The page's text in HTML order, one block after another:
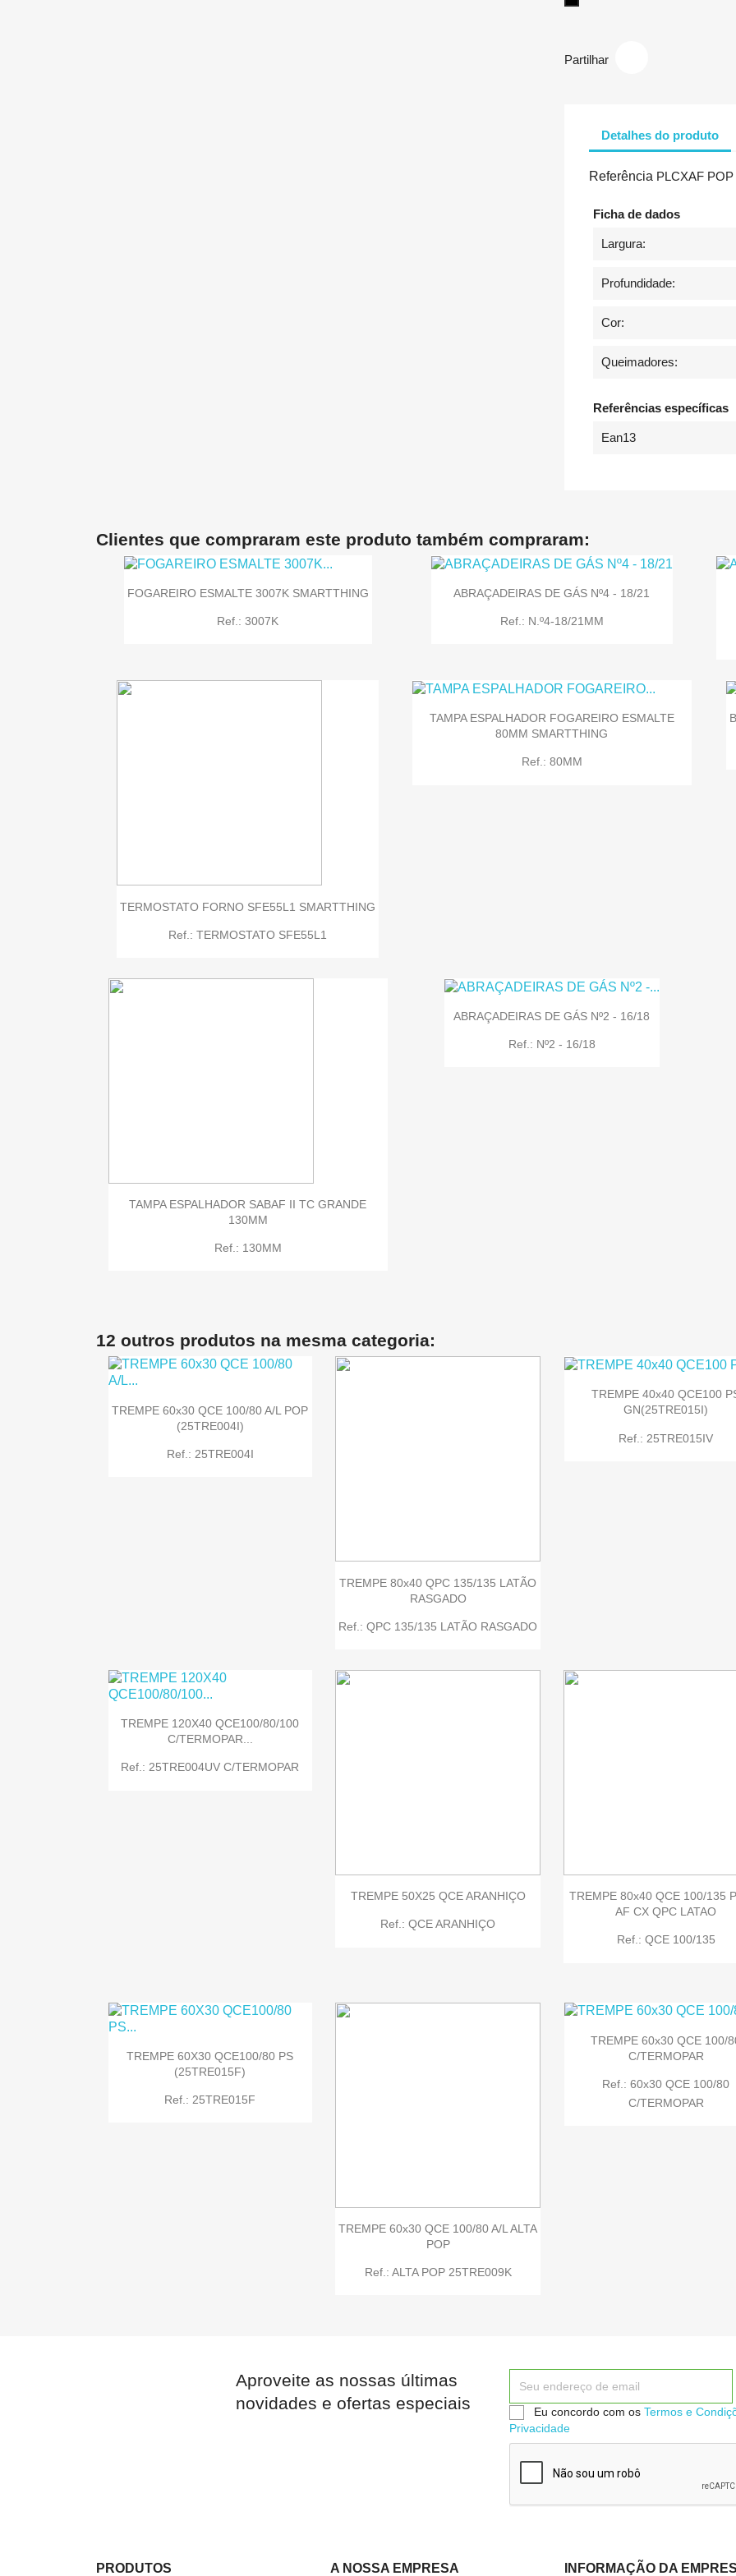
Partilhar
Detalhes do produto
Referência PLCXAF POP
Ficha de dados
Largura:
Profundidade:
Cor:
Queimadores:
Referências específicas
Ean13
Clientes que compraram este produto também compraram:
FOGAREIRO ESMALTE 3007K SMARTTHING
Ref.: 3007K
ABRAÇADEIRAS DE GÁS Nº4 - 18/21
Ref.: N.º4-18/21MM
TERMOSTATO FORNO SFE55L1 SMARTTHING
Ref.: TERMOSTATO SFE55L1
 Quick view
TAMPA ESPALHADOR FOGAREIRO ESMALTE
80MM SMARTTHING
Ref.: 80MM
TAMPA ESPALHADOR SABAF II TC GRANDE
130MM
Ref.: 130MM
 Quick view
ABRAÇADEIRAS DE GÁS Nº2 - 16/18
Ref.: Nº2 - 16/18
12 outros produtos na mesma categoria:
TREMPE 60x30 QCE 100/80 A/L POP
(25TRE004I)
Ref.: 25TRE004I
TREMPE 80x40 QPC 135/135 LATÃO
RASGADO
Ref.: QPC 135/135 LATÃO RASGADO
 Quick view
TREMPE 40x40 QCE100
GN(25TRE015I)
Ref.: 25TRE015IV
TREMPE 120X40 QCE100/80/100
C/TERMOPAR...
Ref.: 25TRE004UV C/TERMOPAR
TREMPE 50X25 QCE ARANHIÇO
Ref.: QCE ARANHIÇO
 Quick view
TREMPE 80x40 QCE 100/135
AF CX QPC LATAO
Ref.: QCE 100/135
 Quick view
TREMPE 60X30 QCE100/80 PS
(25TRE015F)
Ref.: 25TRE015F
TREMPE 60x30 QCE 100/80 A/L ALTA
POP
Ref.: ALTA POP 25TRE009K
 Quick view
TREMPE 60x30 QCE 100/
C/TERMOPAR
Ref.: 60x30 QCE 100/80
C/TERMOPAR
Aproveite as nossas últimas
novidades e ofertas especiais
Eu concordo com osTermos e
Privacidade
PRODUTOS A NOSSA EMPRESA INFORMAÇÃO DA